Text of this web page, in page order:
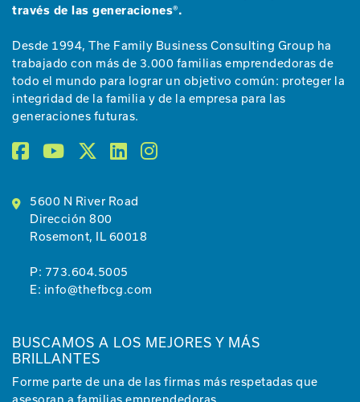
través de las generaciones®.
Desde 1994, The Family Business Consulting Group ha
trabajado con más de 3.000 familias emprendedoras de
todo el mundo para lograr un objetivo común: proteger la
integridad de la familia y de la empresa para las
generaciones futuras.
5600 N River Road
Dirección 800
Rosemont, IL 60018
P: 773.604.5005
E: info@thefbcg.com
BUSCAMOS A LOS MEJORES Y MÁS
BRILLANTES
Forme parte de una de las firmas más respetadas que
asesoran a familias emprendedoras.